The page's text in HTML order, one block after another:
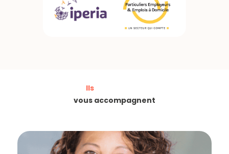
Ils
vous accompagnent